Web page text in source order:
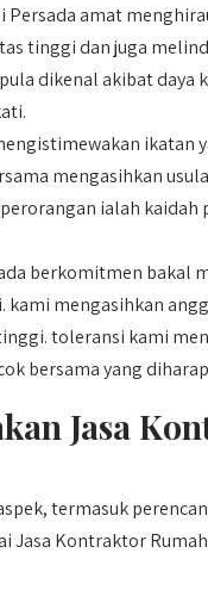
Persada amat
tinggi dan juga
dikenal akibat daya
ikatan
mengasihkan
ialah
berkomitmen bakal
mengasihkan
toleransi kami
bersama yang
Jasa
termasuk
Jasa Kontraktor